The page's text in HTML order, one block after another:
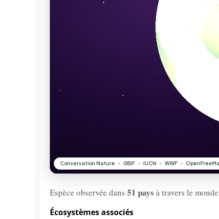
Espèce observée dans 51 pays à travers le
Écosystèmes associés